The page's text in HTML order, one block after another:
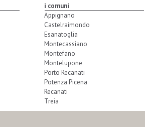
i comuni
Appignano
Castelraimondo
Esanatoglia
Montecassiano
Montefano
Montelupone
Porto Recanati
Potenza Picena
Recanati
Treia